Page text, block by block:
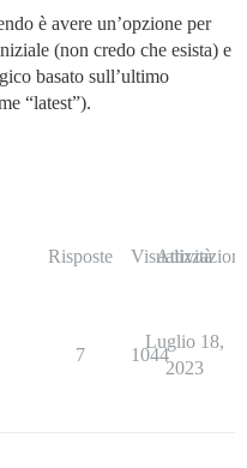
è avere un’opzione per
(non credo che esista) e
basato sull’ultimo
“latest”).
Risposte Visualizzazioni
Attività
7 1044
Luglio 18,
2023